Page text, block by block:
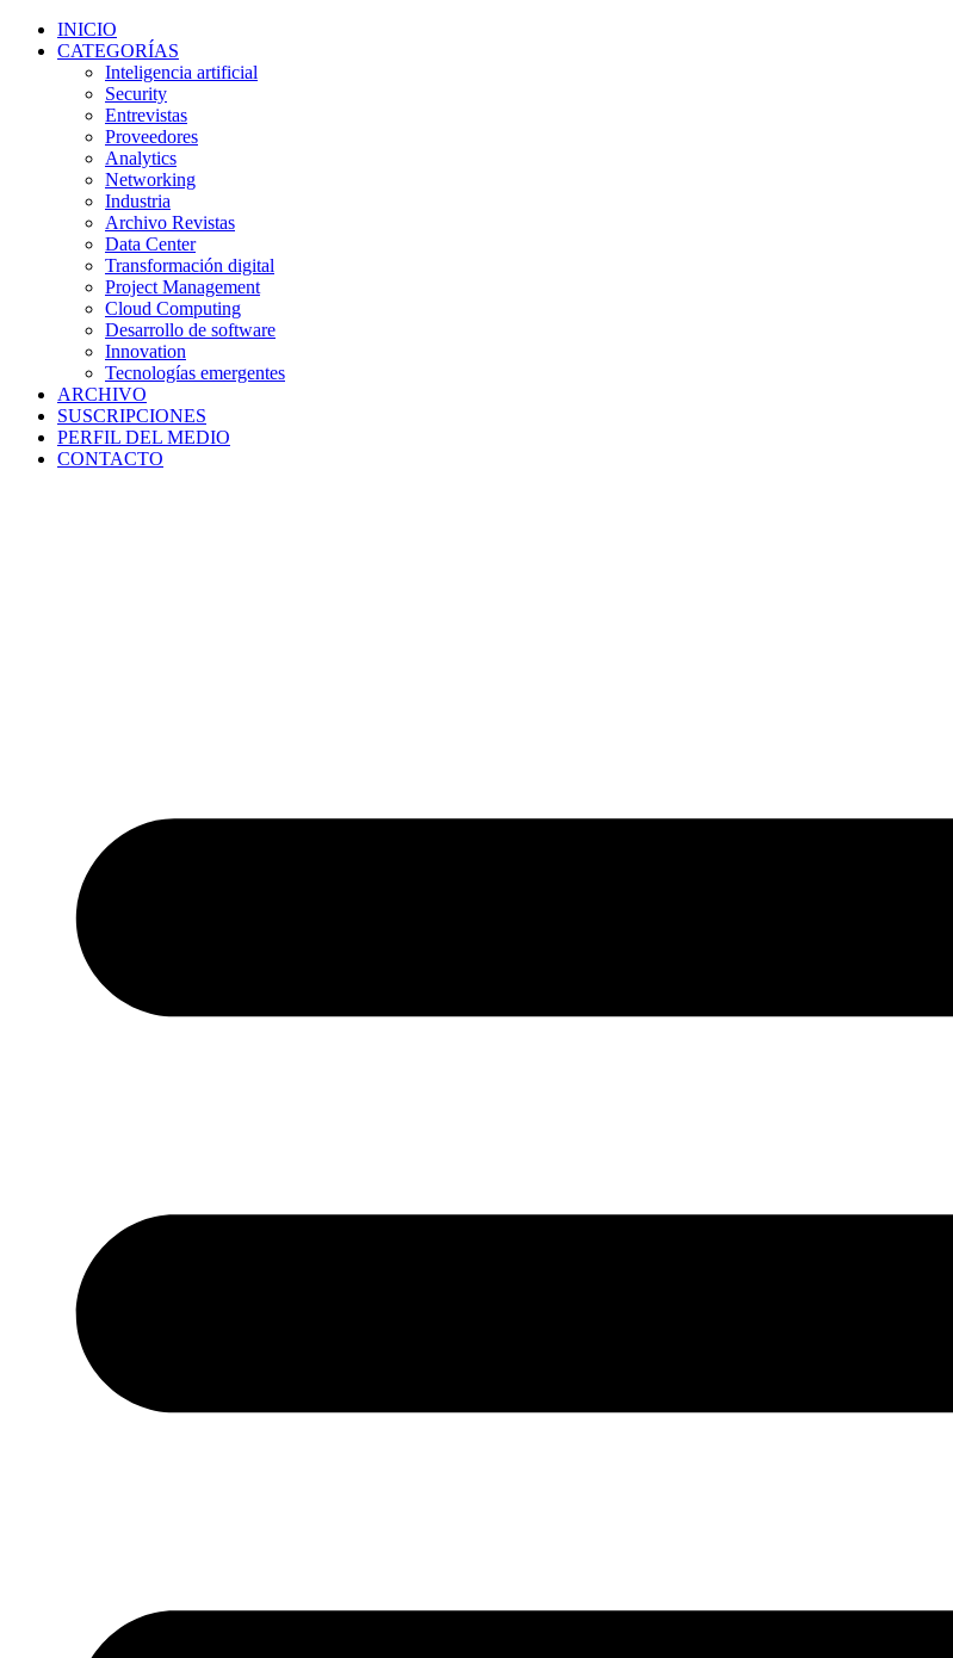
INICIO
CATEGORÍAS
Inteligencia artificial
Security
Entrevistas
Proveedores
Analytics
Networking
Industria
Archivo Revistas
Data Center
Transformación digital
Project Management
Cloud Computing
Desarrollo de software
Innovation
Tecnologías emergentes
ARCHIVO
SUSCRIPCIONES
PERFIL DEL MEDIO
CONTACTO